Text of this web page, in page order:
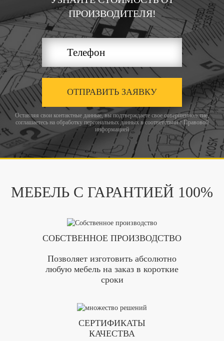
ПРОИЗВОДИТЕЛЯ!
ОТПРАВИТЬ ЗАЯВКУ
Оставляя свои контактные данные, вы подтверждаете свое совершеннолетие,
соглашаетесь на обработку персональных данных в соответствии с Правовой
информацией
МЕБЕЛЬ С ГАРАНТИЕЙ 100%
СОБСТВЕННОЕ ПРОИЗВОДСТВО
Позволяет изготовить абсолютно
любую мебель на заказ в короткие
сроки
СЕРТИФИКАТЫ
КАЧЕСТВА